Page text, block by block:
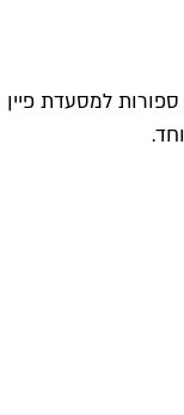
מסעדת רפאל, הפכה תוך שנים ספורות למסעדת פיין